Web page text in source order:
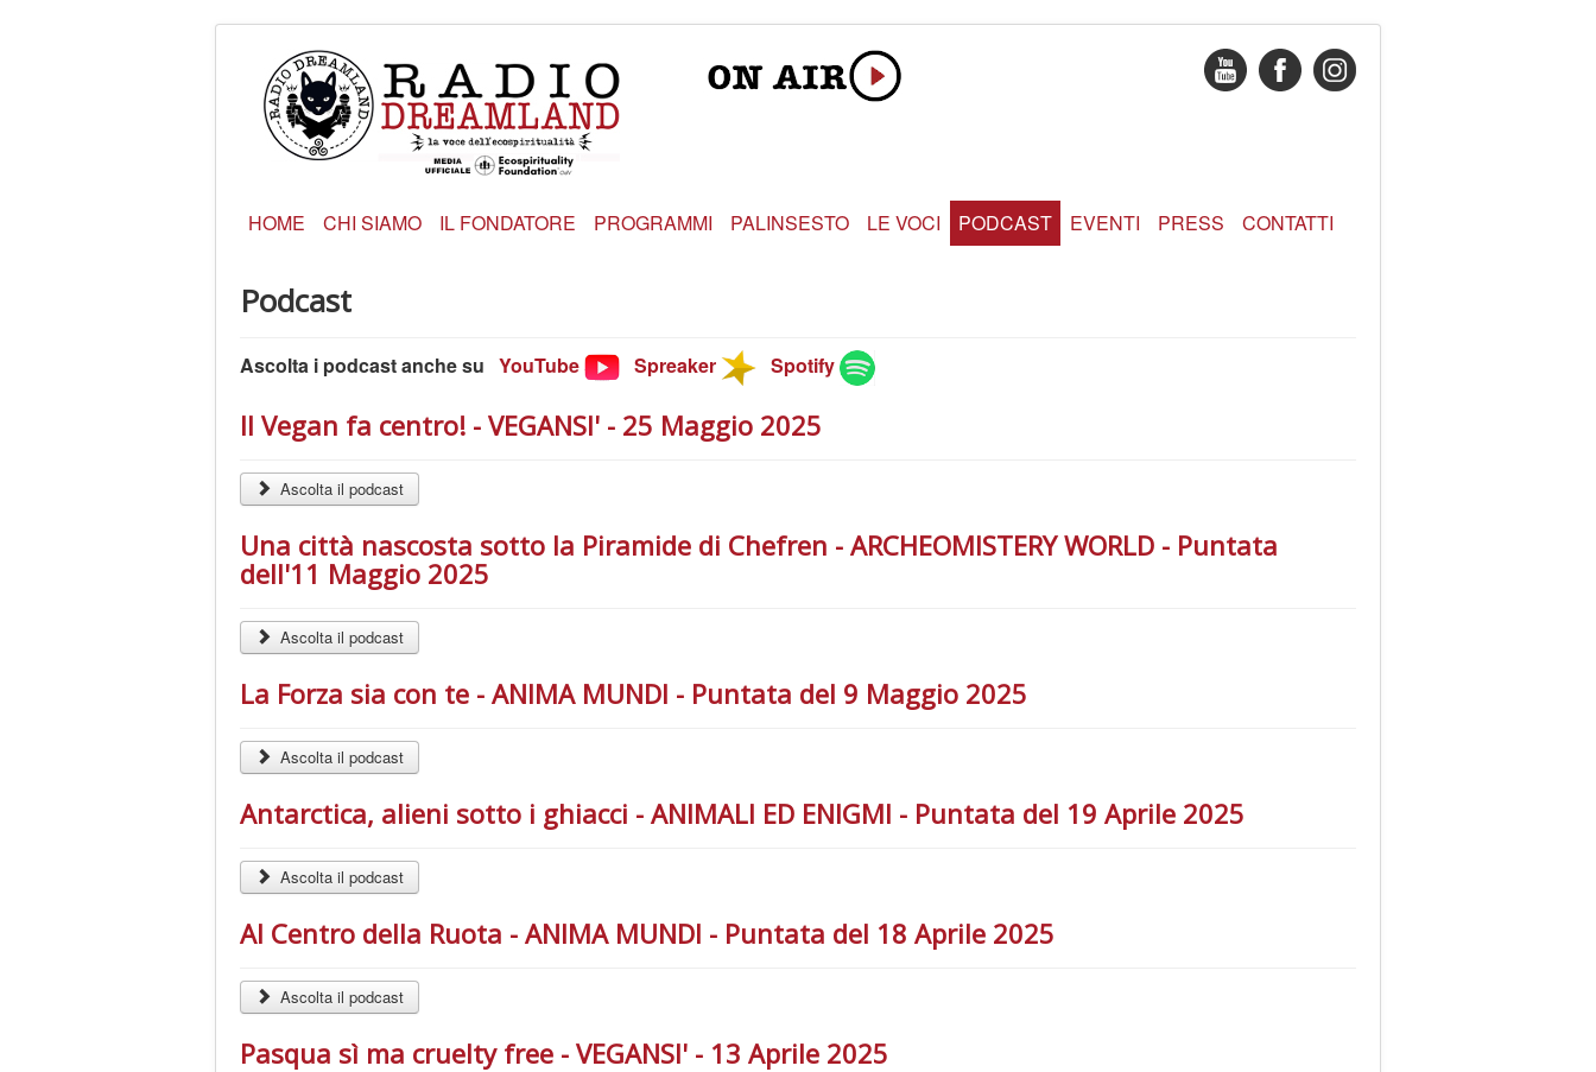
HOME CHI SIAMO IL FONDATORE PROGRAMMI PALINSESTO LE VOCI PODCAST EVENTI PRESS CONTATTI
Podcast
Ascolta i podcast anche su YouTube Spreaker Spotify
Il Vegan fa centro! - VEGANSI' - 25 Maggio 2025
Ascolta il podcast
Una città nascosta sotto la Piramide di Chefren - ARCHEOMISTERY WORLD - Puntata
dell'11 Maggio 2025
Ascolta il podcast
La Forza sia con te - ANIMA MUNDI - Puntata del 9 Maggio 2025
Ascolta il podcast
Antarctica, alieni sotto i ghiacci - ANIMALI ED ENIGMI - Puntata del 19 Aprile 2025
Ascolta il podcast
Al Centro della Ruota - ANIMA MUNDI - Puntata del 18 Aprile 2025
Ascolta il podcast
Pasqua sì ma cruelty free - VEGANSI' - 13 Aprile 2025